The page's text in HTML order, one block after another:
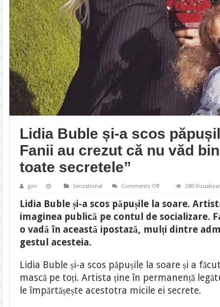
Lidia Buble și-a scos
Fanii au crezut că nu văd
toate secretele”
gzn Senzational Comments Offon
și-
scos
păpușile
la
soare.
că
nu
văd
bine.
“Ele
îmi
280
Lidia Buble și-a scos păpușile la soare.
imaginea publică pe contul de socializare.
o vadă în această ipostază, mulți dintre
gestul acesteia.
Lidia Buble și-a scos păpușile la soare și a
mască pe toți. Artista ține în permanență
le împărtășește acestotra micile ei secrete.